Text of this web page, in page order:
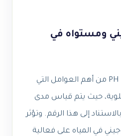
ومستواه في
يعتبر الأس الهيدروجيني PH من أهم العوامل التي
حيث يتم قياس مدى
إلى هذا الرقم. وتؤثر
في المياه على فعالية